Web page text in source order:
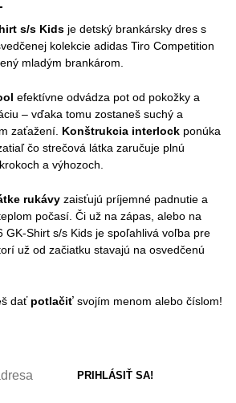
s/s Kids je detský brankársky dres s
kolekcie adidas Tiro Competition
mladým brankárom.
efektívne odvádza pot od pokožky a
– vďaka tomu zostaneš suchý a
zaťažení. Konštrukcia interlock ponúka
čo strečová látka zaručuje plnú
a výhozoch.
rukávy zaisťujú príjemné padnutie a
počasí. Či už na zápas, alebo na
GK-Shirt s/s Kids je spoľahlivá voľba pre
už od začiatku stavajú na osvedčenú
dať potlačiť svojím menom alebo číslom!